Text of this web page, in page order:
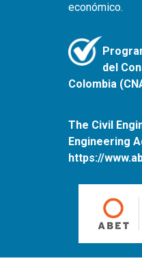
económico.
del
Colombia
The Civil
Engineering
https://